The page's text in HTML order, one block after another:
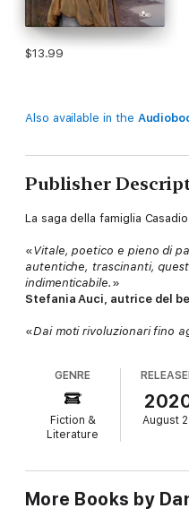
$13.99
Also available in the
Publisher
La saga della famiglia Casadio
«Vitale, poetico e pieno di
autentiche, trascinanti,
indimenticabile. »
Stefania Auci, autrice del
«Dai moti rivoluzionari fino
Io Donna
La loro epopea profuma
contadina, di grande Storia
piccole conquiste
« Un affresco letterario
Pupi Avati
GENRE
Fiction &
Literature
August
More Books by